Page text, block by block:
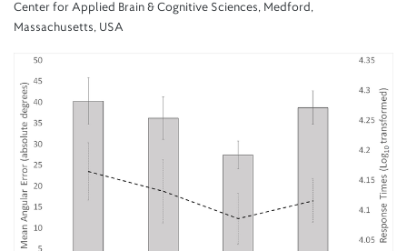
Center for Applied Brain & Cognitive Sciences, Medford,
Massachusetts, USA